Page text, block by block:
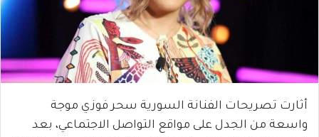
أثارت تصريحات الفنانة السورية سحر فوزي موجة
واسعة من الجدل على مواقع التواصل الاجتماعي، بعد